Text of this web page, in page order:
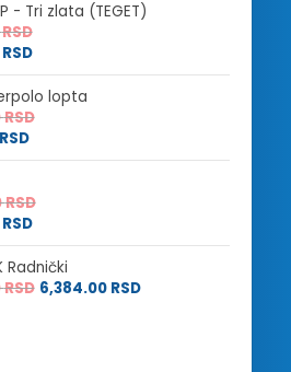
- Tri zlata (TEGET)
RSD
RSD
lopta
RSD
RSD
RSD
RSD
Radnički
RSD 6,384.00 RSD